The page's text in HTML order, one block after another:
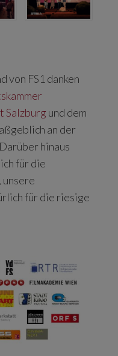
von FS1 danken
Salzburg und dem
an der
hinaus
für die
unsere
für die riesige